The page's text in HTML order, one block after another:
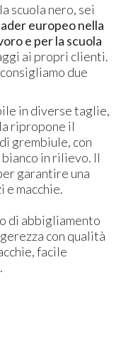
scuola nero, sei
europeo nella
e per la scuola
ai propri clienti.
due
in diverse taglie,
ripropone il
grembiule, con
in rilievo. Il
garantire una
e macchie.
di abbigliamento
con qualità
facile